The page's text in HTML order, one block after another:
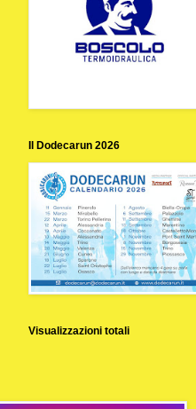
Il Dodecarun 2026
Visualizzazioni totali